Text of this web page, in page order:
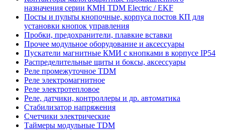
назначения серии КМН TDM Electric / EKF
Посты и пульты кнопочные, корпуса постов КП для
установки кнопок управления
Пробки, предохранители, плавкие вставки
Прочее модульное оборудование и аксессуары
Пускатели магнитные КМИ с кнопками в корпусе IP54
Распределительные щиты и боксы, аксессуары
Реле промежуточное TDM
Реле электромагнитное
Реле электротепловое
Реле, датчики, контроллеры и др. автоматика
Стабилизатор напряжения
Счетчики электрические
Таймеры модульные TDM